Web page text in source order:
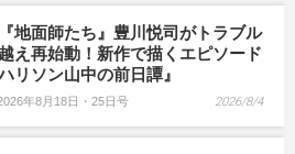
地面師たち』豊川悦司がトラブル
え再始動！新作で描くエピソード
リソン山中の前日譚』
年8月18日・25日号 2026/8/4